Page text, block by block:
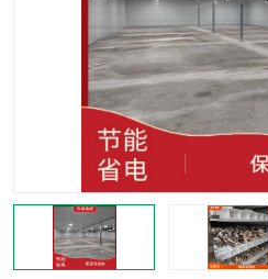
资阳冻库，资阳冻库安装
乐山冻库,乐山保鲜冷库
雅安冷库,雅安冻库
烘干冷链
内江冷库，内江冻库